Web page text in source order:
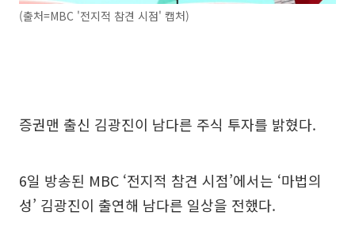
(출처=MBC '전지적 참견 시점' 캡처)
증권맨 출신 김광진이 남다른 주식 투자를 밝혔다.
6일 방송된 MBC ‘전지적 참견 시점’에서는 ‘마법의
성’ 김광진이 출연해 남다른 일상을 전했다.